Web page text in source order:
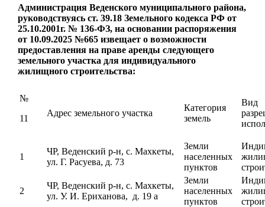
Администрация Веденского муниципального района,
руководствуясь ст. 39.18 Земельного кодекса РФ от
25.10.2001г. № 136-ФЗ, на основании распоряжения
от 10.09.2025 №665 извещает о возможности
предоставления на праве аренды следующего
земельного участка для индивидуального
жилищного строительства:
№
11
Адрес земельного участка
Категория
земель
Вид
1
ЧР, Веденский р-н, с. Махкеты,
ул. Г. Расуева, д. 73
Земли
населенных
пунктов
2
ЧР, Веденский р-н, с. Махкеты,
ул. У. И. Ериханова, д. 19 а
Земли
населенных
пунктов